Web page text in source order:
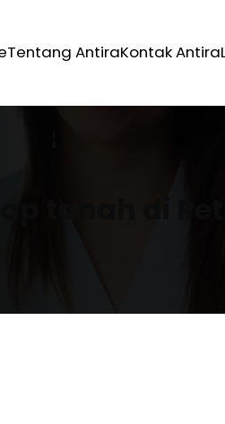
Tentang AntiraKontak Antira